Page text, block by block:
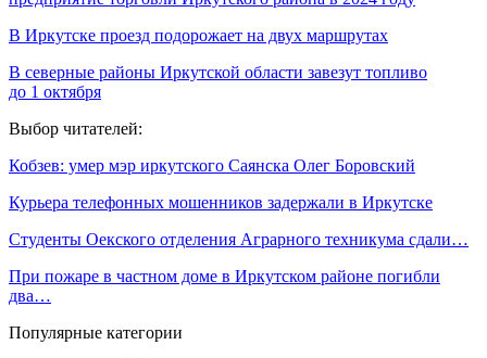
В Иркутске проезд подорожает на двух маршрутах
В северные районы Иркутской области завезут топливо
до 1 октября
Выбор читателей:
Кобзев: умер мэр иркутского Саянска Олег Боровский
Курьера телефонных мошенников задержали в Иркутске
Студенты Оекского отделения Аграрного техникума сдали…
При пожаре в частном доме в Иркутском районе погибли
два…
Популярные категории